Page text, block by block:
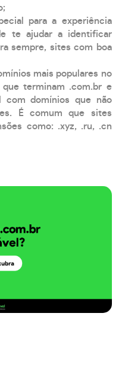
para a experiência
te ajudar a identificar
sempre, sites com boa
mais populares no
que terminam .com.br e
com domínios que não
É comum que sites
como: .xyz, .ru, .cn